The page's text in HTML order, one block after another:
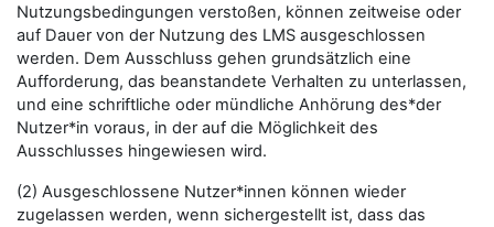
Nutzungsbedingungen verstoßen, können zeitweise oder
auf Dauer von der Nutzung des LMS ausgeschlossen
werden. Dem Ausschluss gehen grundsätzlich eine
Aufforderung, das beanstandete Verhalten zu unterlassen,
und eine schriftliche oder mündliche Anhörung des*der
Nutzer*in voraus, in der auf die Möglichkeit des
Ausschlusses hingewiesen wird.
(2) Ausgeschlossene Nutzer*innen können wieder
zugelassen werden, wenn sichergestellt ist, dass das